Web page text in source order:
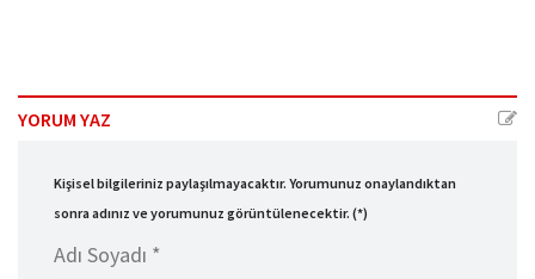
YORUM YAZ
Kişisel bilgileriniz paylaşılmayacaktır. Yorumunuz onaylandıktan
sonra adınız ve yorumunuz görüntülenecektir. (*)
Adı Soyadı *